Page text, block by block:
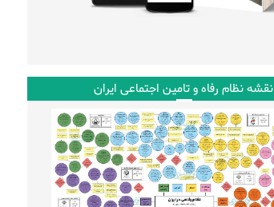
نقشه نظام رفاه و تامین اجتماعی ایران